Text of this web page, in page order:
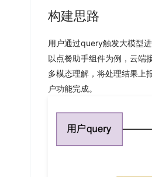
构建思路
用户通过query触发大模型
以点餐助手组件为例，云端
多模态理解，将处理结果上
户功能完成。